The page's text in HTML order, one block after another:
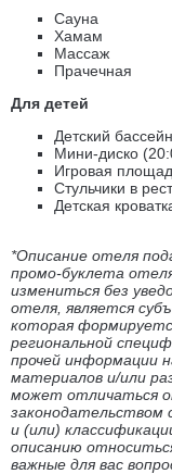
Сауна
Хамам
Массаж
Прачечная
Для детей
Детский бассейн
Мини-диско
Игровая
Стульчики в
Детская
*Описание отеля
промо-буклета
измениться без
отеля, является
которая
региональной
прочей информации
материалов и/или
может отличаться
законодательством
и (или)
описанию
важные для вас